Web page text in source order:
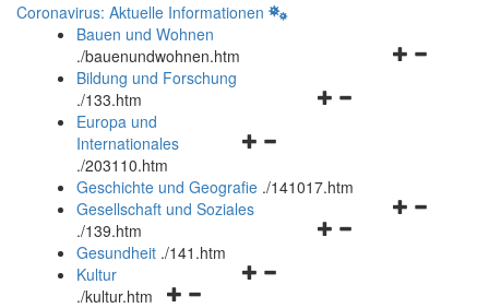
Coronavirus: Aktuelle Informationen
Bauen und Wohnen
./bauenundwohnen.htm
Navigationsmenü
Bildung und Forschung
./133.htm
Navigationsmenü
und
schließen
Europa und
Internationales
./203110.htm
Geschichte und Geografie ./141017.htm
Navigationsmenü
Gesellschaft und Soziales
./139.htm
Navigationsmenü
Gesundheit ./141.htm
Navigationsmenü
Kultur
./kultur.htm